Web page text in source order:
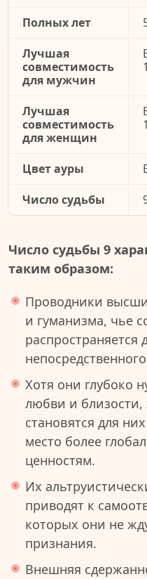
Полных лет
Лучшая
совместимость
для мужчин
Лучшая
совместимость
для женщин
Цвет ауры
Число судьбы
Число судьбы 9
таким образом:
Проводники
и гуманизма, чье
распространяется
Хотя они глубоко
любви и близости,
становятся для
место более
ценностям.
Их
приводят к
которых они не
признания.
Внешняя